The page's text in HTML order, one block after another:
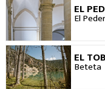
EL
El
EL
Beteta